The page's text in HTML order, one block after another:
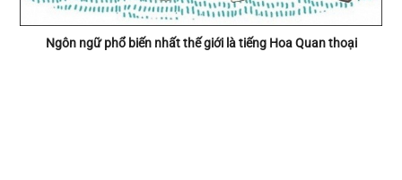
Ngôn ngữ phổ biến nhất thế giới là tiếng Hoa Quan thoại